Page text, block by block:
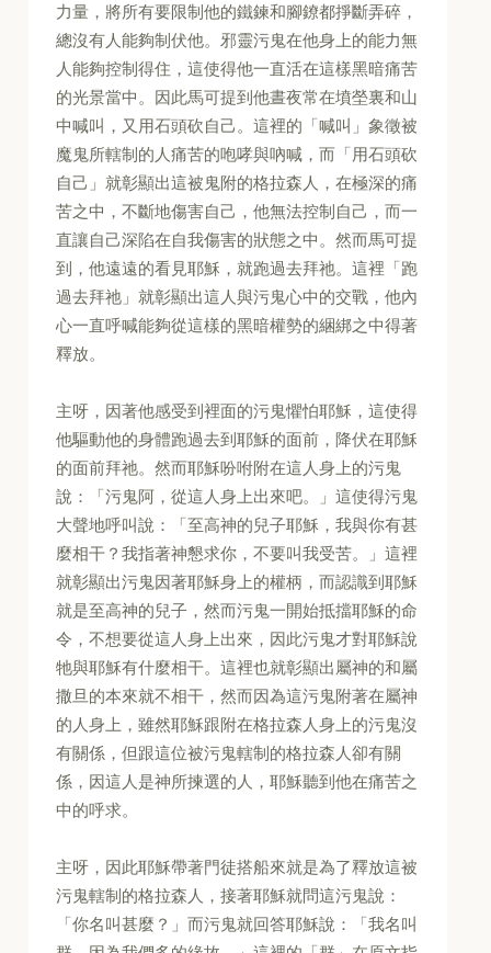
力量，將所有要限制他的鐵鍊和腳鐐都掙斷弄碎，
總沒有人能夠制伏他。邪靈污鬼在他身上的能力無
人能夠控制得住，這使得他一直活在這樣黑暗痛苦
的光景當中。因此馬可提到他晝夜常在墳塋裏和山
中喊叫，又用石頭砍自己。這裡的「喊叫」象徵被
魔鬼所轄制的人痛苦的咆哮與吶喊，而「用石頭砍
自己」就彰顯出這被鬼附的格拉森人，在極深的痛
苦之中，不斷地傷害自己，他無法控制自己，而一
直讓自己深陷在自我傷害的狀態之中。然而馬可提
到，他遠遠的看見耶穌，就跑過去拜祂。這裡「跑
過去拜祂」就彰顯出這人與污鬼心中的交戰，他內
心一直呼喊能夠從這樣的黑暗權勢的綑綁之中得著
釋放。
主呀，因著他感受到裡面的污鬼懼怕耶穌，這使得
他驅動他的身體跑過去到耶穌的面前，降伏在耶穌
的面前拜祂。然而耶穌吩咐附在這人身上的污鬼
說：「污鬼阿，從這人身上出來吧。」這使得污鬼
大聲地呼叫說：「至高神的兒子耶穌，我與你有甚
麼相干？我指著神懇求你，不要叫我受苦。」這裡
就彰顯出污鬼因著耶穌身上的權柄，而認識到耶穌
就是至高神的兒子，然而污鬼一開始抵擋耶穌的命
令，不想要從這人身上出來，因此污鬼才對耶穌說
牠與耶穌有什麼相干。這裡也就彰顯出屬神的和屬
撒旦的本來就不相干，然而因為這污鬼附著在屬神
的人身上，雖然耶穌跟附在格拉森人身上的污鬼沒
有關係，但跟這位被污鬼轄制的格拉森人卻有關
係，因這人是神所揀選的人，耶穌聽到他在痛苦之
中的呼求。
主呀，因此耶穌帶著門徒搭船來就是為了釋放這被
污鬼轄制的格拉森人，接著耶穌就問這污鬼說：
「你名叫甚麼？」而污鬼就回答耶穌說：「我名叫